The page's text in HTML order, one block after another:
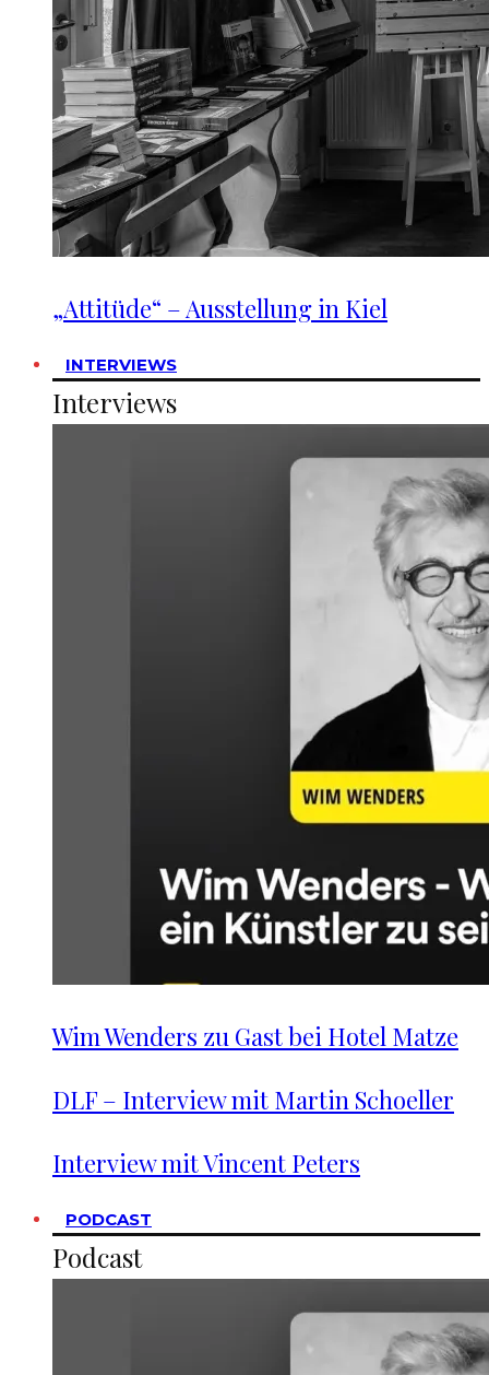
„Attitüde“ – Ausstellung in Kiel
INTERVIEWS
Interviews
Wim Wenders zu Gast bei Hotel Matze
DLF – Interview mit Martin Schoeller
Interview mit Vincent Peters
PODCAST
Podcast